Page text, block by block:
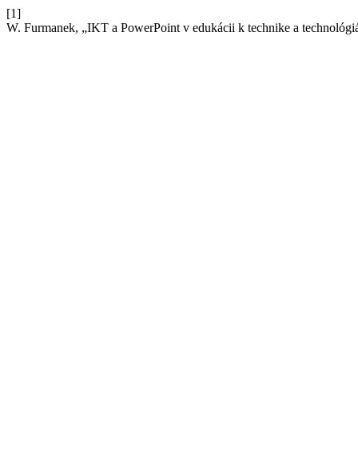
[1]
W. Furmanek, „IKT a PowerPoint v edukácii k technike a